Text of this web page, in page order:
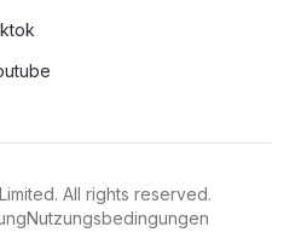
All rights reserved.
Nutzungsbedingungen